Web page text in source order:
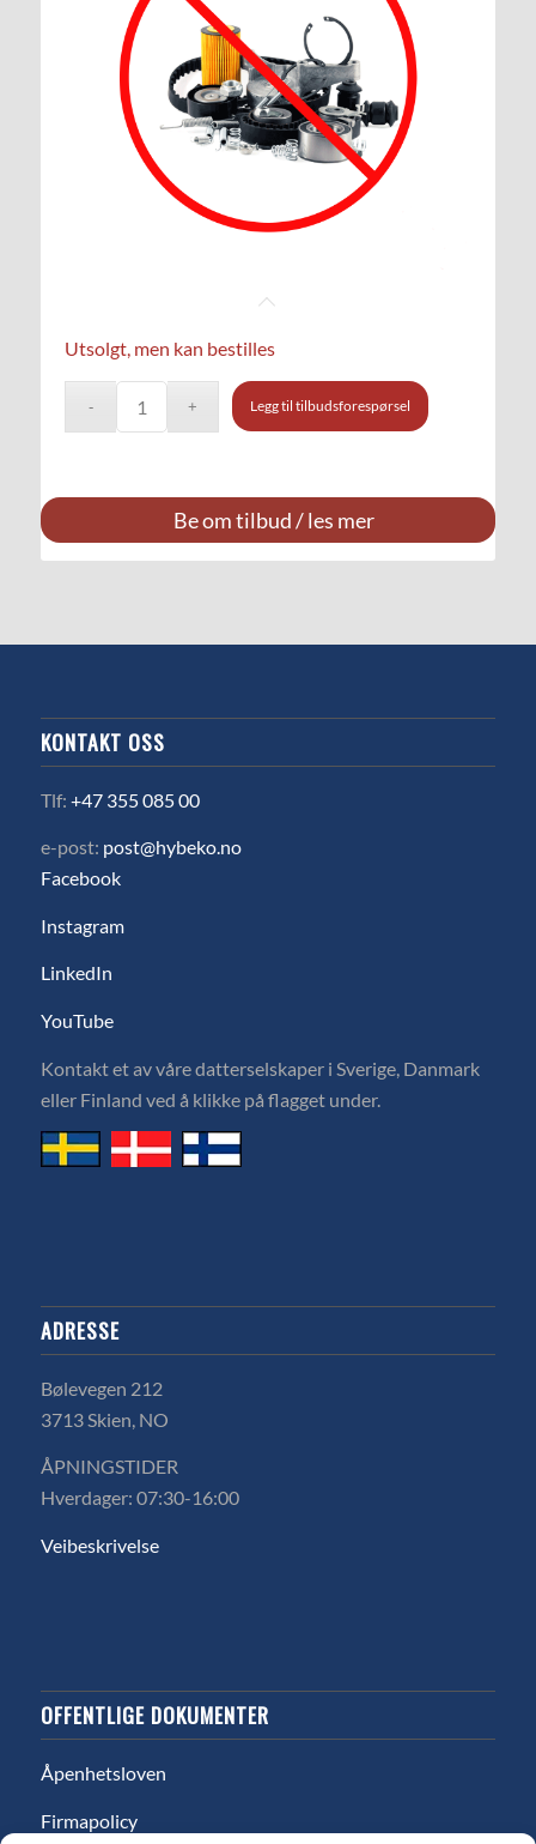
Utsolgt, men kan bestilles
Legg til tilbudsforespørsel
Be om tilbud / les mer
KONTAKT OSS
Tlf: +47 355 085 00
e-post: post@hybeko.no
Facebook
Instagram
LinkedIn
YouTube
Kontakt et av våre datterselskaper i Sverige, Danmark
eller Finland ved å klikke på flagget under.
ADRESSE
Bølevegen 212
3713 Skien, NO
ÅPNINGSTIDER
Hverdager: 07:30-16:00
Veibeskrivelse
OFFENTLIGE DOKUMENTER
Åpenhetsloven
Firmapolicy